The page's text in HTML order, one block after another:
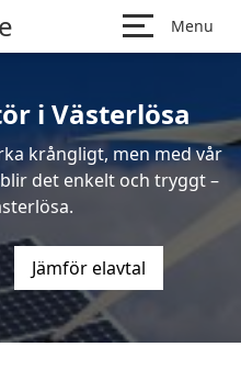
Menu
i Västerlösa
krångligt, men med vår
det enkelt och tryggt –
Jämför elavtal